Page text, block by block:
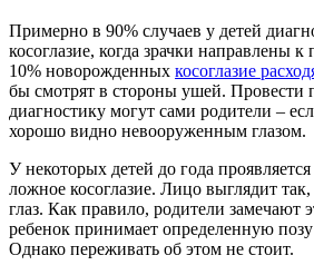
Примерно в 90% случаев у детей
косоглазие, когда зрачки направлены
10% новорожденных косоглазие
бы смотрят в стороны ушей. Провести
диагностику могут сами родители –
хорошо видно невооруженным глазом.
У некоторых детей до года
ложное косоглазие. Лицо выглядит
глаз. Как правило, родители замечают
ребенок принимает определенную
Однако переживать об этом не стоит.